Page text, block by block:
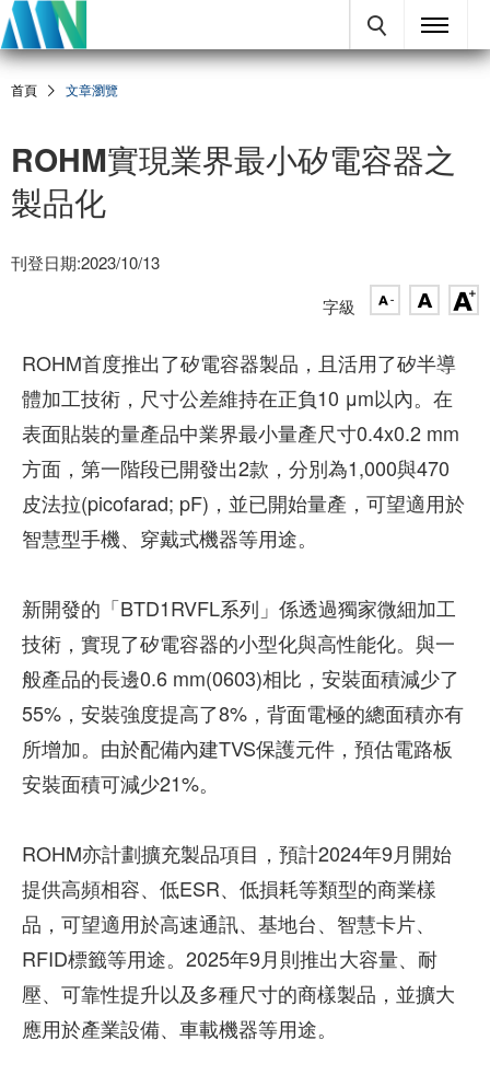
首頁 文章瀏覽
ROHM實現業界最小矽電容器之
製品化
刊登日期:2023/10/13
字級
ROHM首度推出了矽電容器製品，且活用了矽半導
體加工技術，尺寸公差維持在正負10 μm以內。在
表面貼裝的量產品中業界最小量產尺寸0.4x0.2 mm
方面，第一階段已開發出2款，分別為1,000與470
皮法拉(picofarad; pF)，並已開始量產，可望適用於
智慧型手機、穿戴式機器等用途。
新開發的「BTD1RVFL系列」係透過獨家微細加工
技術，實現了矽電容器的小型化與高性能化。與一
般產品的長邊0.6 mm(0603)相比，安裝面積減少了
55%，安裝強度提高了8%，背面電極的總面積亦有
所增加。由於配備內建TVS保護元件，預估電路板
安裝面積可減少21%。
ROHM亦計劃擴充製品項目，預計2024年9月開始
提供高頻相容、低ESR、低損耗等類型的商業樣
品，可望適用於高速通訊、基地台、智慧卡片、
RFID標籤等用途。2025年9月則推出大容量、耐
壓、可靠性提升以及多種尺寸的商樣製品，並擴大
應用於產業設備、車載機器等用途。